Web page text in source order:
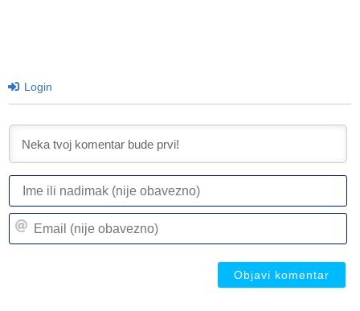
Login